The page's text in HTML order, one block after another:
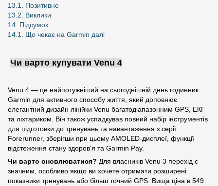
13.1. Позитивне
13.2. Виклики
14. Підсумок
14.1. Що чекає на Garmin далі
Чи варто купувати Venu 4
Venu 4 — це найпотужніший на сьогоднішній день годинник
Garmin для активного способу життя, який доповнює
елегантний дизайн лінійки Venu багатодіапазонним GPS, ЕКГ
та ліхтариком. Він також успадкував повний набір інструментів
для підготовки до тренувань та навантаження з серії
Forerunner, зберігши при цьому AMOLED-дисплеї, функції
відстеження стану здоров'я та Garmin Pay.
Чи варто оновлюватися? Для власників Venu 3 перехід є
значним, особливо якщо ви хочете отримати розширені
показники тренувань або більш точний GPS. Вища ціна в 549